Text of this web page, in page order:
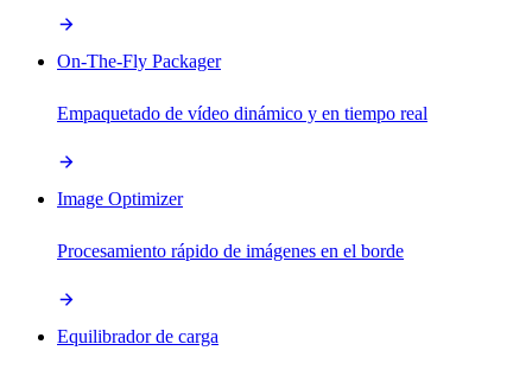
On-The-Fly Packager
Empaquetado de vídeo dinámico y en tiempo real
Image Optimizer
Procesamiento rápido de imágenes en el borde
Equilibrador de carga